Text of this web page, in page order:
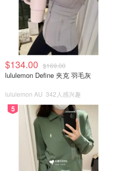
$134.00 $169.00
lululemon Define 夹克 羽毛灰
lululemon AU 342人感兴趣
5